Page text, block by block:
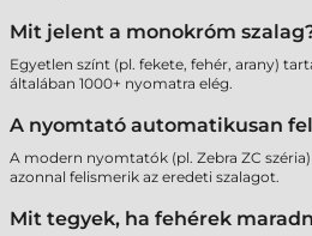
Mit jelent a monokróm
Egyetlen színt (pl. fekete, fehér, arany)
általában 1000+ nyomatra elég.
A nyomtató automatikusan
A modern nyomtatók (pl. Zebra ZC
azonnal felismerik az eredeti szalagot.
Mit tegyek, ha fehérek